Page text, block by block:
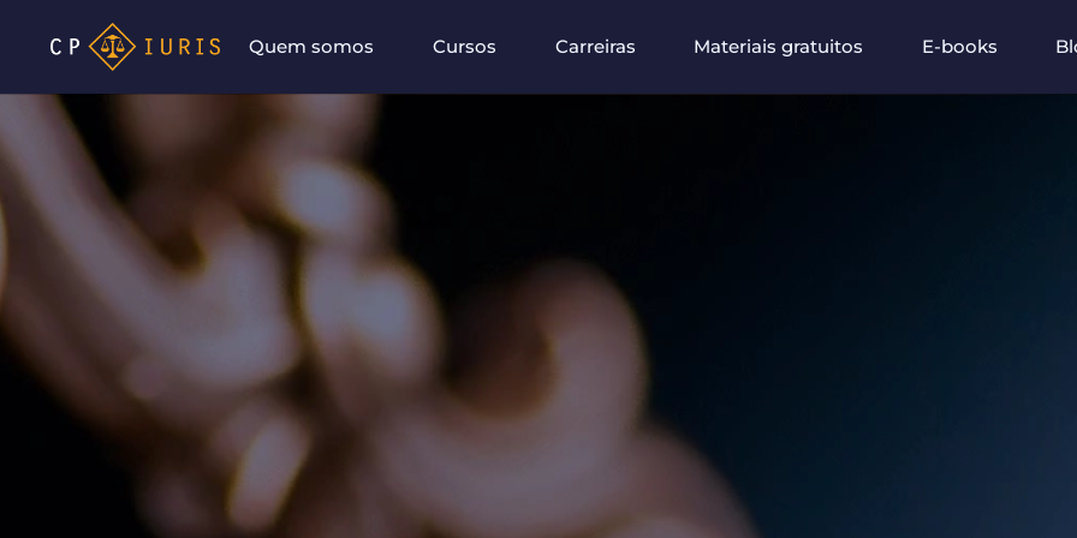
Quem somos Cursos Carreiras Materiais gratuitos E-books